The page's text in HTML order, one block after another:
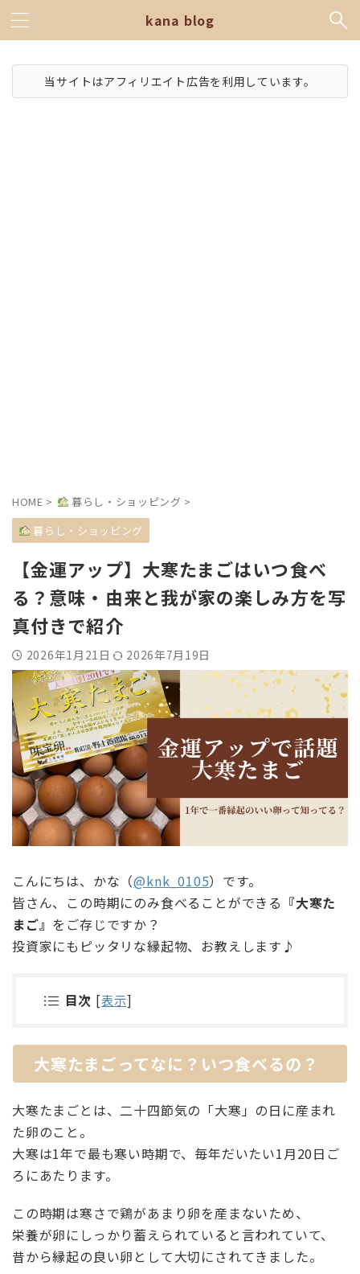
kana blog
当サイトはアフィリエイト広告を利用しています。
HOME > 暮らし・ショッピング >
暮らし・ショッピング
【金運アップ】大寒たまごはいつ食べ
る？意味・由来と我が家の楽しみ方を写
真付きで紹介
2026年1月21日 2026年7月19日
こんにちは、かな（@knk_0105）です。
皆さん、この時期にのみ食べることができる 『大寒た
まご』 をご存じですか？
投資家にもピッタリな縁起物、お教えします♪
目次 [表示]
大寒たまごってなに？いつ食べるの？
大寒たまごとは、二十四節気の「大寒」の日に産まれ
た卵のこと。
大寒は1年で最も寒い時期で、毎年だいたい1月20日ご
ろにあたります。
この時期は寒さで鶏があまり卵を産まないため、
栄養が卵にしっかり蓄えられていると言われていて、
昔から縁起の良い卵として大切にされてきました。